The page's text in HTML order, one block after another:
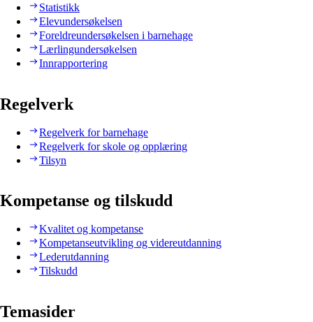
Statistikk
Elevundersøkelsen
Foreldreundersøkelsen i barnehage
Lærlingundersøkelsen
Innrapportering
Regelverk
Regelverk for barnehage
Regelverk for skole og opplæring
Tilsyn
Kompetanse og tilskudd
Kvalitet og kompetanse
Kompetanseutvikling og videreutdanning
Lederutdanning
Tilskudd
Temasider